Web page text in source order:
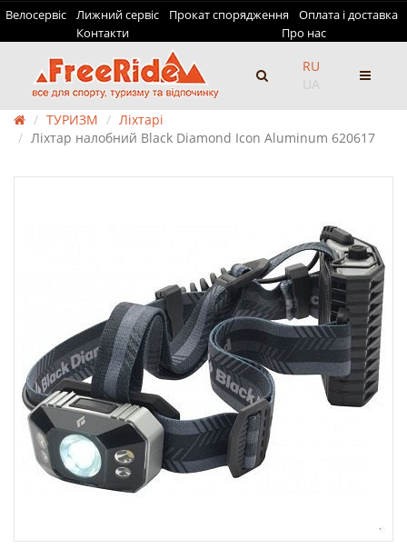
Велосервіс Лижний сервіс Прокат спорядження
Оплата і доставка
Контакти
Про нас
RU
UA
ТУРИЗМ
Ліхтарі
Ліхтар налобний Black Diamond Icon Aluminum 620617